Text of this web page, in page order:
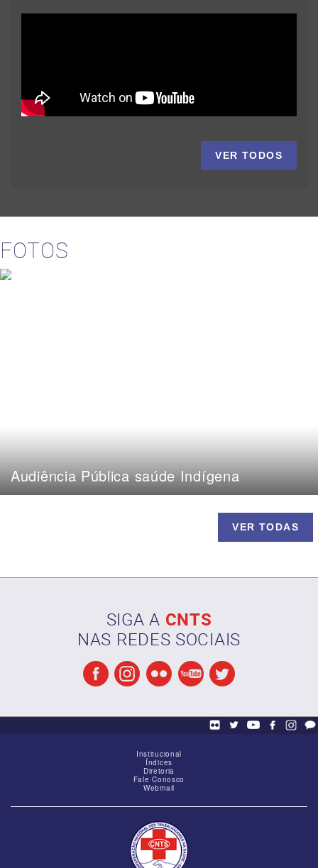
VER TODOS
FOTOS
Audiência Pública saúde Indígena
VER TODAS
SIGA A CNTS
NAS REDES SOCIAIS
Institucional
Índices
Diretoria
Fale Conosco
Webmail